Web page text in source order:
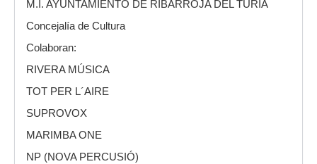
M.I. AYUNTAMIENTO DE RIBARROJA DEL TÚRIA
Concejalía de Cultura
Colaboran:
RIVERA MÚSICA
TOT PER L´AIRE
SUPROVOX
MARIMBA ONE
NP (NOVA PERCUSIÓ)